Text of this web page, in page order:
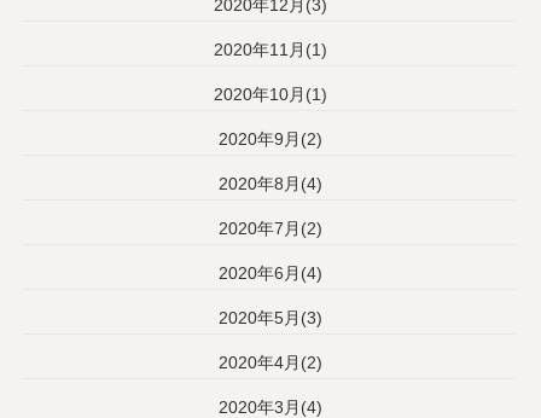
2020年12月(3)
2020年11月(1)
2020年10月(1)
2020年9月(2)
2020年8月(4)
2020年7月(2)
2020年6月(4)
2020年5月(3)
2020年4月(2)
2020年3月(4)